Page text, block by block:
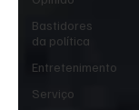
Bastidores
da política
Entretenimento
Serviço